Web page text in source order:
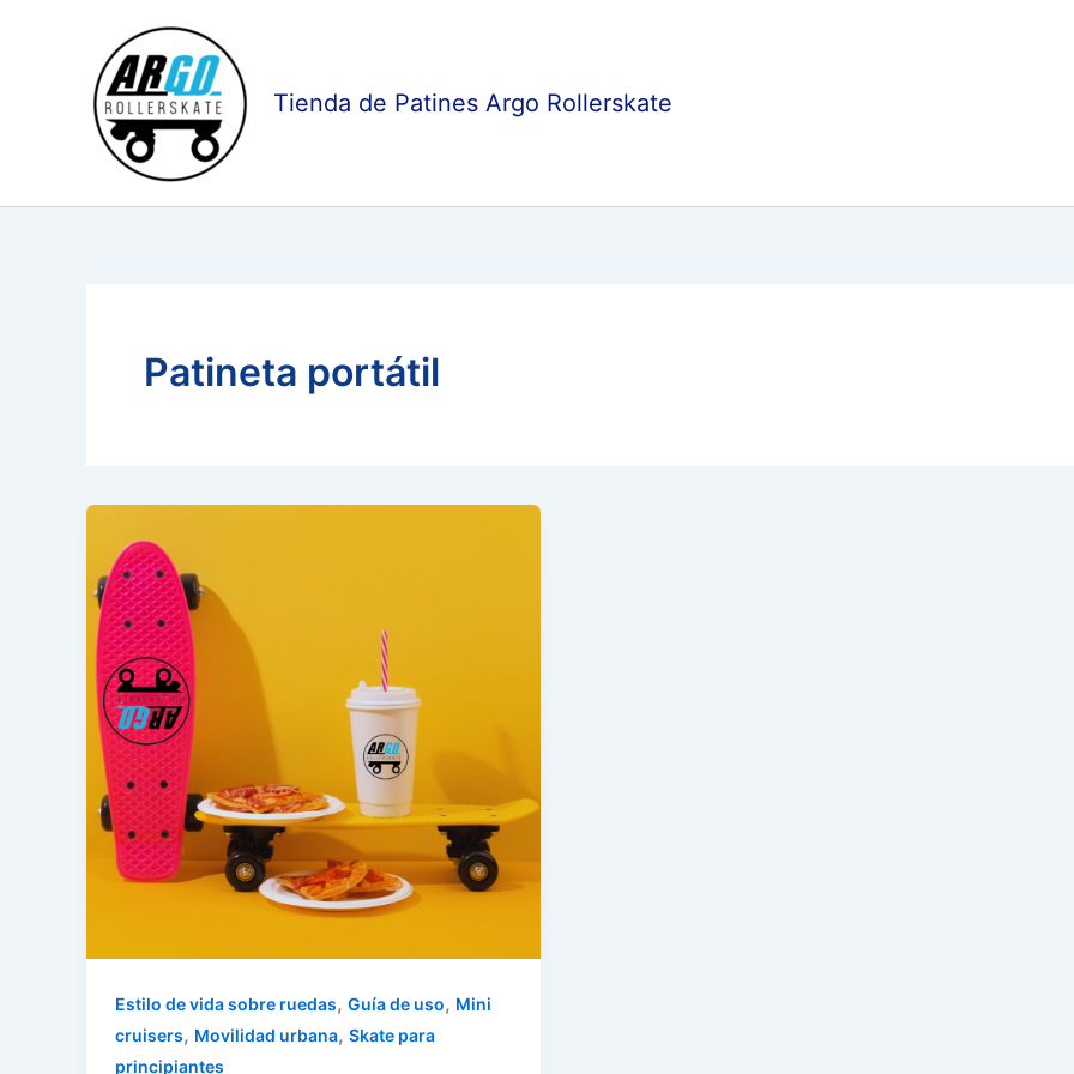
Tienda de Patines Argo Rollerskate
Patineta portátil
Estilo de vida sobre ruedas, Guía de uso, Mini
cruisers, Movilidad urbana, Skate para
principiantes